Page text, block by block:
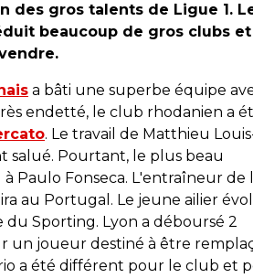
des gros talents de Ligue 1.
beaucoup de gros clubs
a bâti une superbe équipe
endetté, le club rhodanien a
. Le travail de Matthieu
salué. Pourtant, le plus beau
Paulo Fonseca. L'entraîneur de
au Portugal. Le jeune ailier
du Sporting. Lyon a déboursé 2
un joueur destiné à être
a été différent pour le club et